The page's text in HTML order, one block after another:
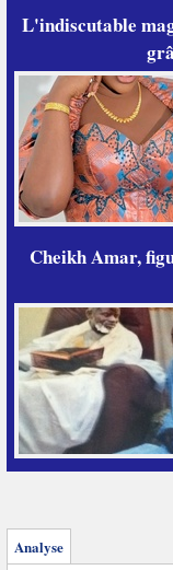
L'indiscutable
Cheikh Amar,
Analyse